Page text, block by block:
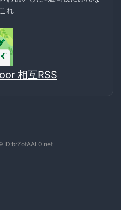
れ
相互RSS
ID:brZotAAL0.net